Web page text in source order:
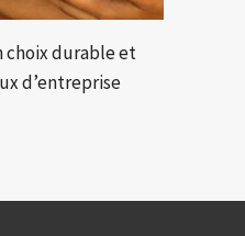
choix durable et
d’entreprise